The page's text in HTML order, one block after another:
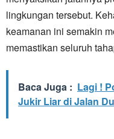
lingkungan tersebut.
keamanan ini semakin
memastikan seluruh
Baca Juga : Lagi !
Jukir Liar di Jalan